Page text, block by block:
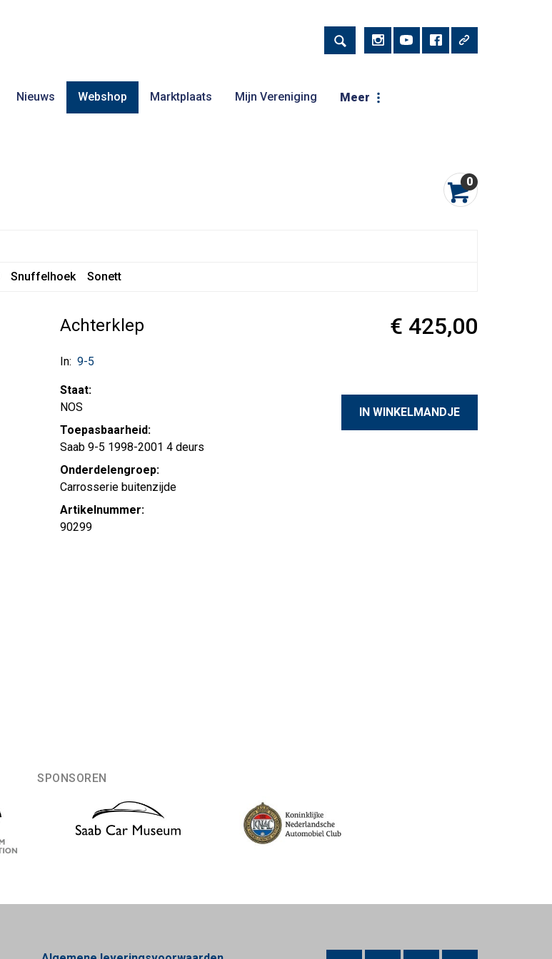
Nieuws Webshop Marktplaats Mijn Vereniging Meer
0
Snuffelhoek Sonett
Achterklep
In: 9-5
Staat:
NOS
Toepasbaarheid:
Saab 9-5 1998-2001 4 deurs
Onderdelengroep:
Carrosserie buitenzijde
Artikelnummer:
90299
€ 425,00
SPONSOREN